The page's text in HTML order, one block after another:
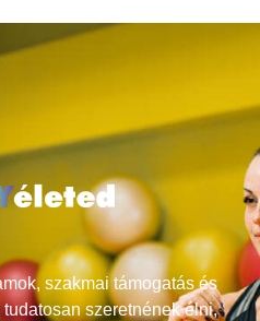
szakmai támogatás és
szeretnének élni,